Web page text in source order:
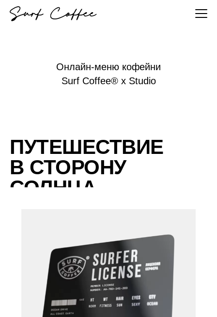
Онлайн-меню кофейни
Surf Coffee® x Studio
ПУТЕШЕСТВИЕ
В СТОРОНУ
СОЛНЦА